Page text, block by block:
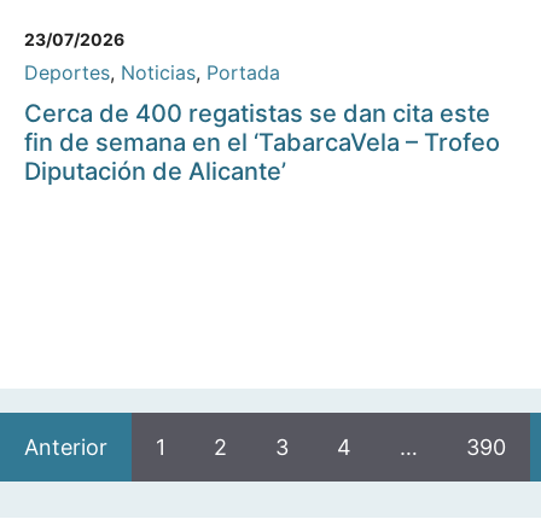
23/07/2026
Deportes, Noticias, Portada
Cerca de 400 regatistas se dan cita este
fin de semana en el ‘TabarcaVela – Trofeo
Diputación de Alicante’
Anterior 1 2 3 4 … 390